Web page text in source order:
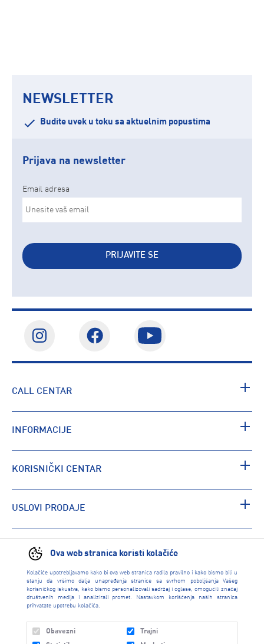
Ova web stranica koristi kolačiće
Kolačiće upotrebljavamo kako bi ova web stranica radila pravilno i kako bismo bili u
stanju da vršimo dalja unapređenja stranice sa svrhom poboljšanja Vašeg
korisničkog iskustva, kako bismo personalizovali sadržaj i oglase, omogućili značaj
društvenih medija i analizirali promet. Nastavkom korišćenja naših stranica
prihvatate upotrebu kolačića.
Obavezni
Trajni
NEWSLETTER
Budite uvek u toku sa aktuelnim popustima
Prijava na newsletter
Email adresa
PRIJAVITE SE
CALL CENTAR
INFORMACIJE
KORISNIČKI CENTAR
USLOVI PRODAJE
PRONAĐI RADNJU